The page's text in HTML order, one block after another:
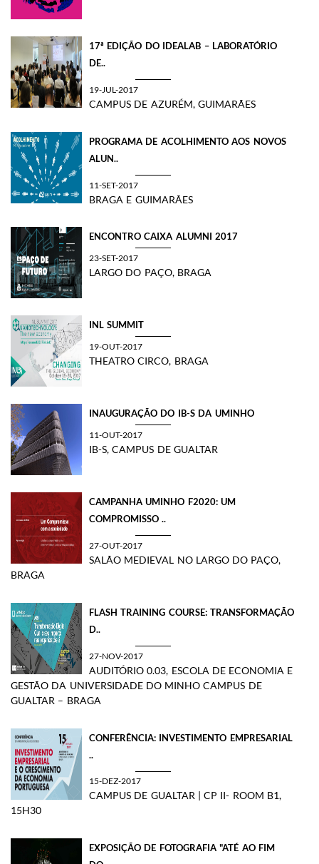
17ª EDIÇÃO DO IDEALAB – LABORATÓRIO
DE..
19-JUL-2017
CAMPUS DE AZURÉM, GUIMARÃES
PROGRAMA DE ACOLHIMENTO AOS NOVOS
ALUN..
11-SET-2017
BRAGA E GUIMARÃES
ENCONTRO CAIXA ALUMNI 2017
23-SET-2017
LARGO DO PAÇO, BRAGA
INL SUMMIT
19-OUT-2017
THEATRO CIRCO, BRAGA
INAUGURAÇÃO DO IB-S DA UMINHO
11-OUT-2017
IB-S, CAMPUS DE GUALTAR
CAMPANHA UMINHO F2020: UM
COMPROMISSO ..
27-OUT-2017
SALÃO MEDIEVAL NO LARGO DO PAÇO,
BRAGA
FLASH TRAINING COURSE: TRANSFORMAÇÃO
D..
27-NOV-2017
AUDITÓRIO 0.03, ESCOLA DE ECONOMIA E
GESTÃO DA UNIVERSIDADE DO MINHO CAMPUS DE
GUALTAR – BRAGA
CONFERÊNCIA: INVESTIMENTO EMPRESARIAL
..
15-DEZ-2017
CAMPUS DE GUALTAR | CP II- ROOM B1,
15H30
EXPOSIÇÃO DE FOTOGRAFIA "ATÉ AO FIM